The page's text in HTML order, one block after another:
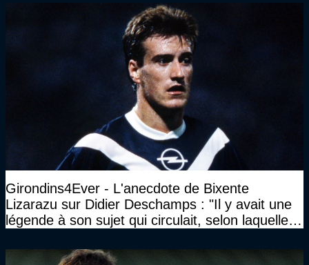
Girondins4Ever - L'anecdote de Bixente
Lizarazu sur Didier Deschamps : "Il y avait une
légende à son sujet qui circulait, selon laquelle il